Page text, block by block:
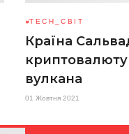
TECH_СВІТ
Країна
криптовалюту
вулкана
01 Жовтня 2021